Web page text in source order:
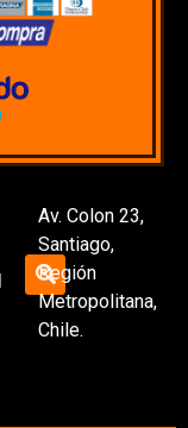
Av. Colon 23,
Santiago,
Región
Metropolitana,
Chile.